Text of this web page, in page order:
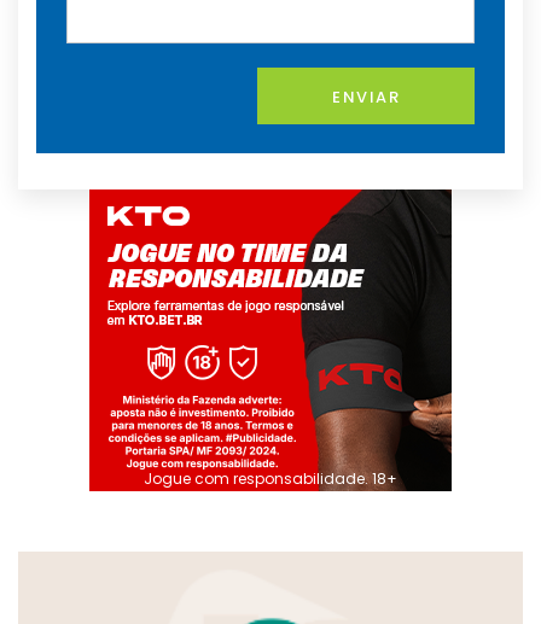
ENVIAR
Jogue com responsabilidade. 18+